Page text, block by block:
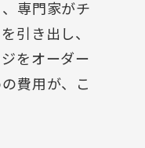
専門家がチ
引き出し、
をオーダー
費用が、こ